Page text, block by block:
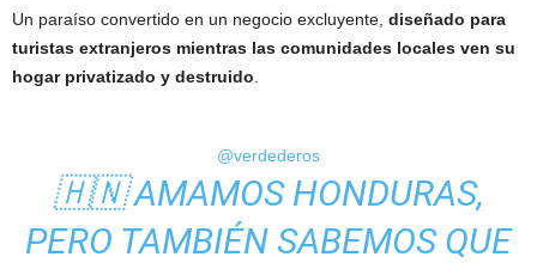
Un paraíso convertido en un negocio excluyente, diseñado para
turistas extranjeros mientras las comunidades locales ven su
hogar privatizado y destruido
@verdederos
🇭🇳 AMAMOS HONDURAS,
PERO TAMBIÉN SABEMOS QUE